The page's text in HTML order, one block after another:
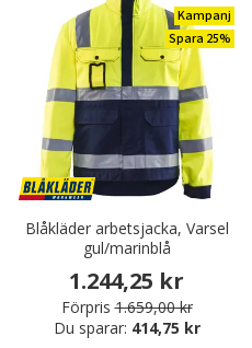
Kampanj
Spara 25%
Blåkläder arbetsjacka, Varsel
gul/marinblå
1.244,25 kr
Förpris 1.659,00 kr
Du sparar: 414,75 kr